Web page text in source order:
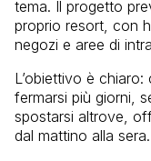
tema. Il progetto
proprio resort, con
negozi e aree di
L’obiettivo è
fermarsi più giorni,
spostarsi altrove,
dal mattino alla sera.